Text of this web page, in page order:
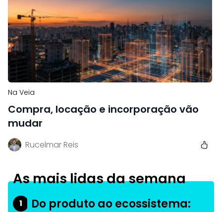
Na Veia
Compra, locação e incorporação vão
mudar
Rucelmar Reis
As mais lidas da semana
1
Do produto ao ecossistema: